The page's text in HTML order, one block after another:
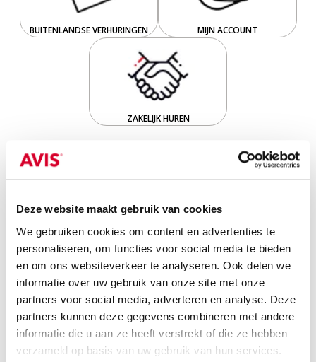
Deze website maakt gebruik van cookies
We gebruiken cookies om content en advertenties te
personaliseren, om functies voor social media te bieden
en om ons websiteverkeer te analyseren. Ook delen we
informatie over uw gebruik van onze site met onze
partners voor social media, adverteren en analyse. Deze
partners kunnen deze gegevens combineren met andere
informatie die u aan ze heeft verstrekt of die ze hebben
verzameld op basis van uw gebruik van hun services.
BUITENLANDSE VERHURINGEN MIJN ACCOUNT
ZAKELIJK HUREN
Vragen over de mobiliteitskaart
Hoe vraag ik de Avis Mobiliteitskaart aan?
Wat zijn de voordelen voor mijn organisatie?
Krijgt elke werknemer een eigen kaart?
Verandert er iets aan de dienstverlening die ik